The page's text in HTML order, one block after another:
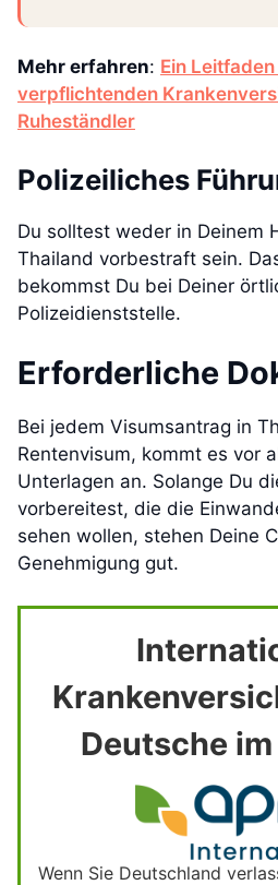
Mehr erfahren: Ein
verpflichtenden
Ruheständler
Polizeiliches
Du solltest weder in Deinem
Thailand vorbestraft sein.
bekommst Du bei Deiner
Polizeidienststelle.
Erforderliche
Bei jedem Visumsantrag in
Rentenvisum, kommt es vor
Unterlagen an. Solange Du
vorbereitest, die die
sehen wollen, stehen Deine
Genehmigung gut.
Deutsche
Wenn Sie Deutschland